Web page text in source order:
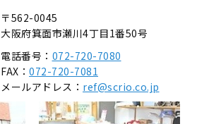
〒562-0045
大阪府箕面市瀬川4丁目1番50号
電話番号： 072-720-7080
FAX： 072-720-7081
メールアドレス： ref@scrio.co.jp